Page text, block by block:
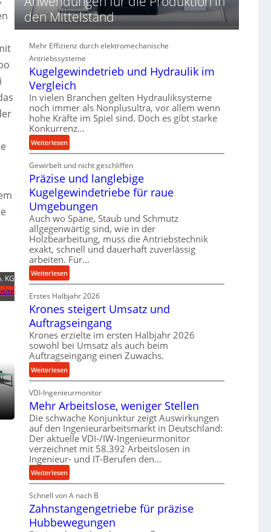
KG
d
i
e
r
f
o
r
m
a
n
c
e
b
e
m
D
r
ü
c
k
p
r
z
e
s
s
den Mittelstand
Mehr Effizienz durch elektromechanische
Antriebssysteme
Kugelgewindetrieb und Hydraulik im
Vergleich
In vielen Branchen gelten Hydrauliksysteme
noch immer als Nonplusultra, vor allem wenn
hohe Kräfte im Spiel sind. Doch es gibt starke
Konkurrenz…
Weiterlesen:
K
u
g
l
g
e
w
i
n
d
e
r
i
e
b
u
n
d
H
y
d
r
a
u
l
i
k
i
m
V
e
Gewirbelt und nicht geschliffen
Präzise und langlebige
Kugelgewindetriebe für raue
Umgebungen
Auch wo Späne, Staub und Schmutz
allgegenwärtig sind, wie in der
Holzbearbeitung, muss die Antriebstechnik
exakt, schnell und dauerhaft zuverlässig
arbeiten. Für…
Weiterlesen:
P
r
ä
i
s
e
u
n
a
n
g
l
e
b
i
K
u
Erstes Halbjahr 2026
Krones steigert Umsatz und
Auftragseingang
Krones erzielte im ersten Halbjahr 2026
sowohl bei Umsatz als auch beim
Auftragseingang einen Zuwachs.
Weiterlesen:
K
r
o
n
e
s
s
t
e
i
g
e
t
VDI-Ingenieurmonitor
Mehr Arbeitslose, weniger Stellen
Die schwache Konjunktur zeigt Auswirkungen
auf den Ingenieurarbeitsmarkt in Deutschland:
Der aktuelle VDI-/IW-Ingenieurmonitor
verzeichnet mit 58.392 Arbeitslosen in
Ingenieur- und IT-Berufen den…
Weiterlesen:
M
e
h
A
Schnell von A nach B
Zahnstangengetriebe für präzise
Hubbewegungen